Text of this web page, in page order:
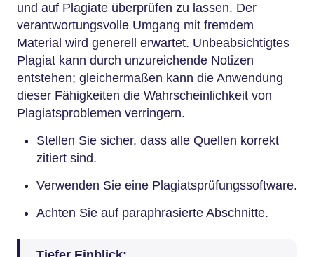
und auf Plagiate überprüfen zu lassen. Der
verantwortungsvolle Umgang mit fremdem
Material wird generell erwartet. Unbeabsichtigtes
Plagiat kann durch unzureichende Notizen
entstehen; gleichermaßen kann die Anwendung
dieser Fähigkeiten die Wahrscheinlichkeit von
Plagiatsproblemen verringern.
Stellen Sie sicher, dass alle Quellen korrekt
zitiert sind.
Verwenden Sie eine Plagiatsprüfungssoftware.
Achten Sie auf paraphrasierte Abschnitte.